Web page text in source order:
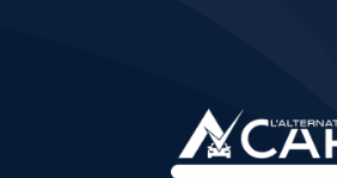
Sport